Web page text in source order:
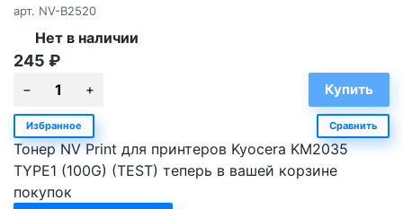
арт. NV-B2520
Нет в наличии
245 ₽
Избранное Сравнить
Тонер NV Print для принтеров Kyocera KM2035
TYPE1 (100G) (TEST) теперь в вашей корзине
покупок